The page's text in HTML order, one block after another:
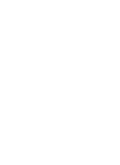
und Kraftstoffe"